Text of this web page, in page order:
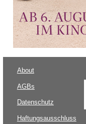
About
AGBs
Datenschutz
Haftungsausschluss